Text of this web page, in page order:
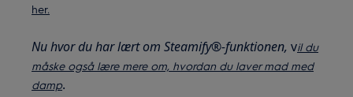
her.
Nu hvor du har lært om Steamify®-funktionen,vil du
måske også lære mere om, hvordan du laver mad med
damp.